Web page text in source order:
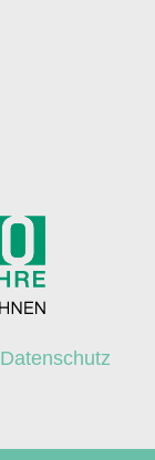
Datenschutz